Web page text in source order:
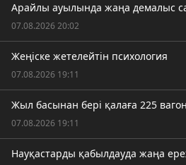
Арайлы ауылында жаңа демалыс
07.08.2026 20:02
Жеңіске жетелейтін психология
07.08.2026 19:11
Жыл басынан бері қалаға 225 вагон
07.08.2026 19:11
Науқастарды қабылдауда жаңа